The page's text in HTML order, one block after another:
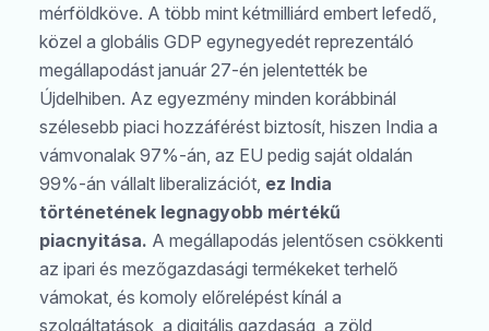
mérföldköve. A több mint kétmilliárd embert lefedő,
közel a globális GDP egynegyedét reprezentáló
megállapodást január 27-én jelentették be
Újdelhiben. Az egyezmény minden korábbinál
szélesebb piaci hozzáférést biztosít, hiszen India a
vámvonalak 97%-án, az EU pedig saját oldalán
99%-án vállalt liberalizációt, ez India
történetének legnagyobb mértékű
piacnyitása. A megállapodás jelentősen csökkenti
az ipari és mezőgazdasági termékeket terhelő
vámokat, és komoly előrelépést kínál a
szolgáltatások, a digitális gazdaság, a zöld